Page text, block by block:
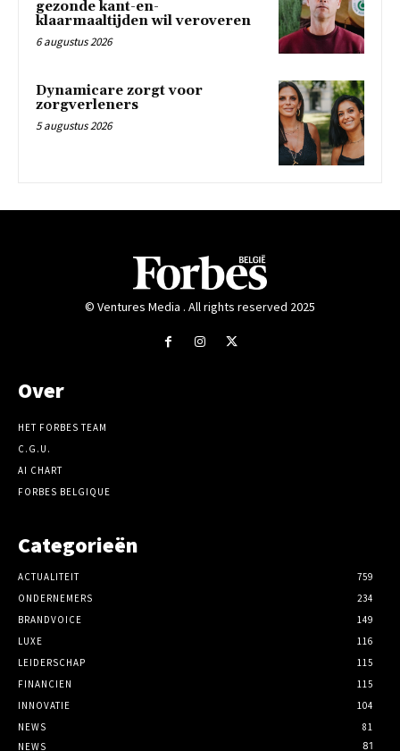
gezonde kant-en-
klaarmaaltijden wil veroveren
6 augustus 2026
Dynamicare zorgt voor
zorgverleners
5 augustus 2026
© Ventures Media . All rights reserved 2025
Over
HET FORBES TEAM
C.G.U.
AI CHART
FORBES BELGIQUE
Categorieën
ACTUALITEIT
759
ONDERNEMERS
234
BRANDVOICE
149
LUXE
116
LEIDERSCHAP
115
FINANCIEN
115
INNOVATIE
104
NEWS
81
NEWS
81